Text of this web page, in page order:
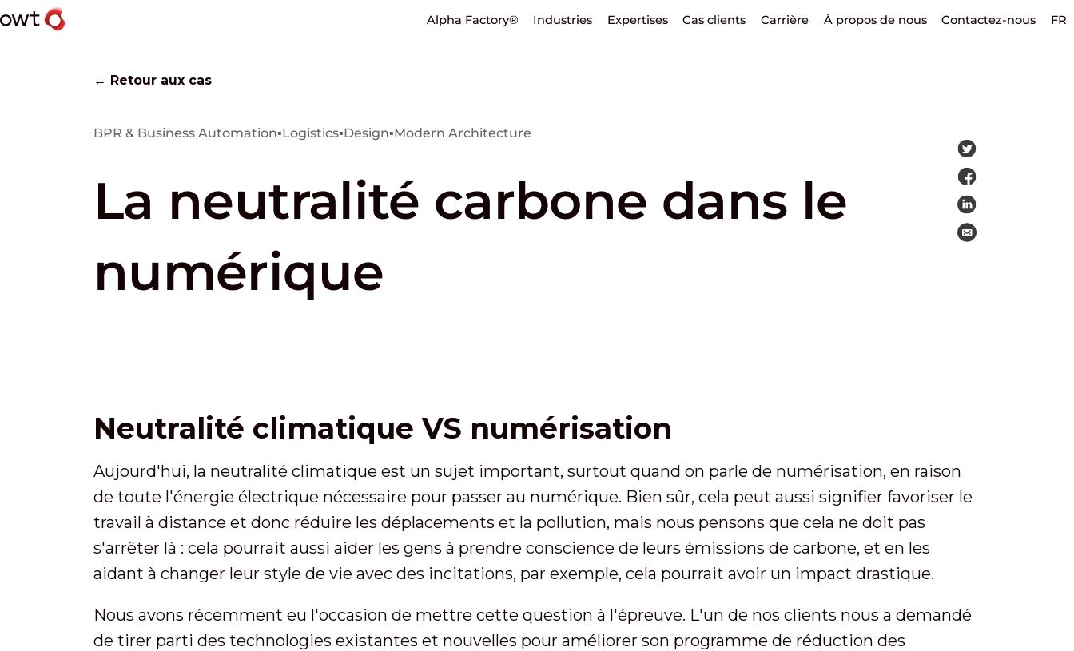
Alpha Factory® Industries Expertises Cas clients Carrière À propos de nous Contactez-nous FR
← Retour aux cas
BPR & Business Automation▪Logistics▪Design▪Modern Architecture
La neutralité carbone dans le
numérique
Neutralité climatique VS numérisation
Aujourd'hui, la neutralité climatique est un sujet important, surtout quand on parle de numérisation, en raison
de toute l'énergie électrique nécessaire pour passer au numérique. Bien sûr, cela peut aussi signifier favoriser le
travail à distance et donc réduire les déplacements et la pollution, mais nous pensons que cela ne doit pas
s'arrêter là : cela pourrait aussi aider les gens à prendre conscience de leurs émissions de carbone, et en les
aidant à changer leur style de vie avec des incitations, par exemple, cela pourrait avoir un impact drastique.
Nous avons récemment eu l'occasion de mettre cette question à l'épreuve. L'un de nos clients nous a demandé
de tirer parti des technologies existantes et nouvelles pour améliorer son programme de réduction des